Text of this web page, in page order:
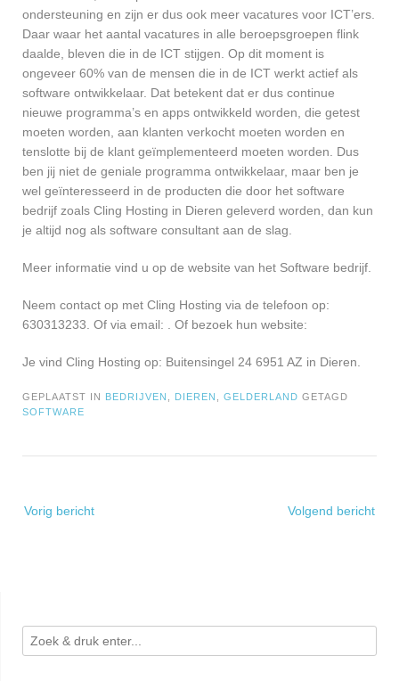
ondersteuning en zijn er dus ook meer vacatures voor ICT’ers.
Daar waar het aantal vacatures in alle beroepsgroepen flink
daalde, bleven die in de ICT stijgen. Op dit moment is
ongeveer 60% van de mensen die in de ICT werkt actief als
software ontwikkelaar. Dat betekent dat er dus continue
nieuwe programma’s en apps ontwikkeld worden, die getest
moeten worden, aan klanten verkocht moeten worden en
tenslotte bij de klant geïmplementeerd moeten worden. Dus
ben jij niet de geniale programma ontwikkelaar, maar ben je
wel geïnteresseerd in de producten die door het software
bedrijf zoals Cling Hosting in Dieren geleverd worden, dan kun
je altijd nog als software consultant aan de slag.
Meer informatie vind u op de website van het Software bedrijf.
Neem contact op met Cling Hosting via de telefoon op:
630313233. Of via email:
. Of bezoek hun website:
Je vind Cling Hosting op: Buitensingel 24 6951 AZ in Dieren.
GEPLAATST IN BEDRIJVEN DIEREN GELDERLAND GETAGD
SOFTWARE
navigatie
Vorig bericht Volgend bericht